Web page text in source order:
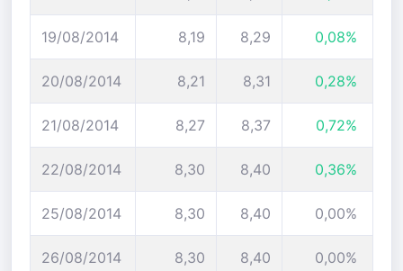
19/08/2014 8,19 8,29 0,08%
20/08/2014 8,21 8,31 0,28%
21/08/2014 8,27 8,37 0,72%
22/08/2014 8,30 8,40 0,36%
25/08/2014 8,30 8,40 0,00%
26/08/2014 8,30 8,40 0,00%